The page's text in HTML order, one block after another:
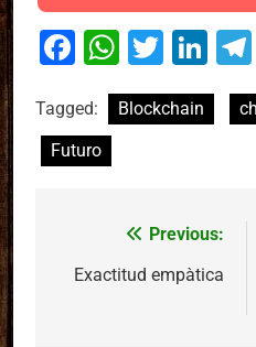
Facebook
Tagged: Blockchain
Futuro
Navegació
d'entrades
Previous:
Exactitud empàtica